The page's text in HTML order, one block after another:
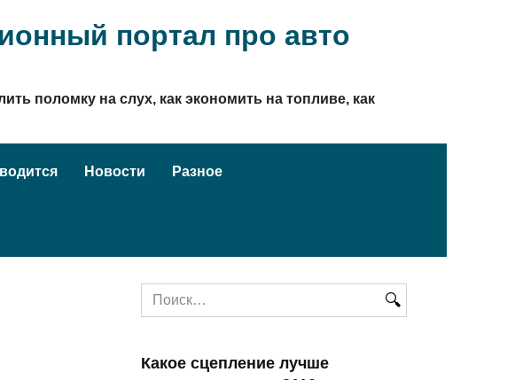
портал про авто
поломку на слух, как экономить на топливе, как
Новости Разное
Search
for:
Какое сцепление лучше